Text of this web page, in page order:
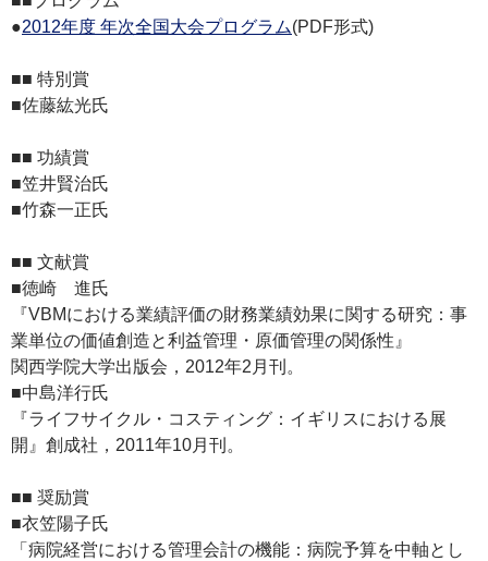
●2012年度 年次全国大会プログラム(PDF形式)
■■ 特別賞
■佐藤紘光氏
■■ 功績賞
■笠井賢治氏
■竹森一正氏
■■ 文献賞
■徳崎 進氏
『VBMにおける業績評価の財務業績効果に関する研究：事
業単位の価値創造と利益管理・原価管理の関係性』
関西学院大学出版会，2012年2月刊。
■中島洋行氏
『ライフサイクル・コスティング：イギリスにおける展
開』創成社，2011年10月刊。
■■ 奨励賞
■衣笠陽子氏
「病院経営における管理会計の機能：病院予算を中軸とし